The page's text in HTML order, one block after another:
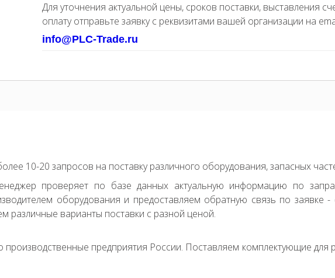
Для уточнения актуальной цены, сроков поставки, выставления
оплату отправьте заявку с реквизитами вашей организации на
info@PLC-Trade.ru
10-20 запросов на поставку различного оборудования, запасных
проверяет по базе данных актуальную информацию по
оборудования и предоставляем обратную связь по заявке
различные варианты поставки с разной ценой.
производственные предприятия России. Поставляем комплектующие для